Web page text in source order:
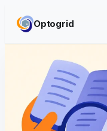
Optogrid